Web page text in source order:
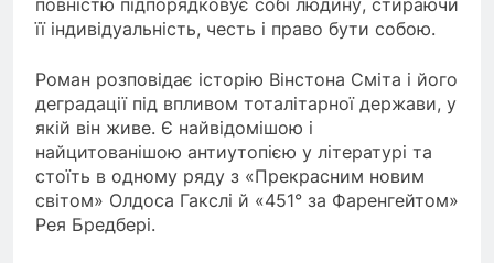
повністю підпорядковує собі людину, стираючи
її індивідуальність, честь і право бути собою.
Роман розповідає історію Вінстона Сміта і його
деградації під впливом тоталітарної держави, у
якій він живе. Є найвідомішою і
найцитованішою антиутопією у літературі та
стоїть в одному ряду з «Прекрасним новим
світом» Олдоса Гакслі й «451° за Фаренгейтом»
Рея Бредбері.